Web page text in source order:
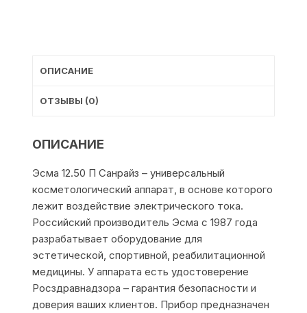
ОПИСАНИЕ
ОТЗЫВЫ (0)
ОПИСАНИЕ
Эсма 12.50 П Санрайз – универсальный
косметологический аппарат, в основе которого
лежит воздействие электрического тока.
Российский производитель Эсма с 1987 года
разрабатывает оборудование для
эстетической, спортивной, реабилитационной
медицины. У аппарата есть удостоверение
Росздравнадзора – гарантия безопасности и
доверия ваших клиентов. Прибор предназначен